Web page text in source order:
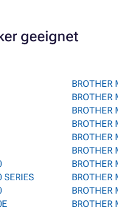
geeignet
SERIES
BROTHER
BROTHER
BROTHER
BROTHER
BROTHER
BROTHER
BROTHER
BROTHER
BROTHER
BROTHER